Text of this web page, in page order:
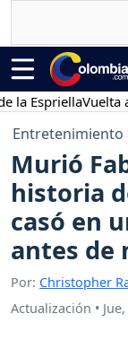
Vuelta a
Entretenimiento
Murió
historia
casó en
antes de
Por: Christopher
Actualización •